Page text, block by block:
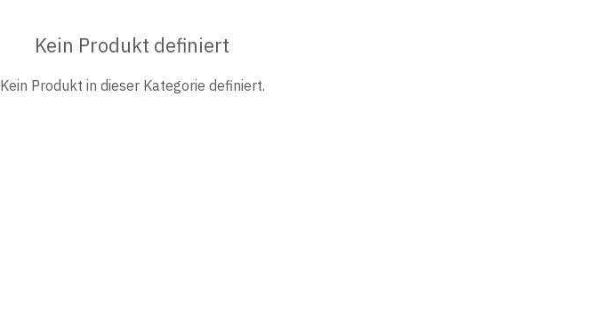
Kein Produkt definiert
Kein Produkt in dieser Kategorie definiert.